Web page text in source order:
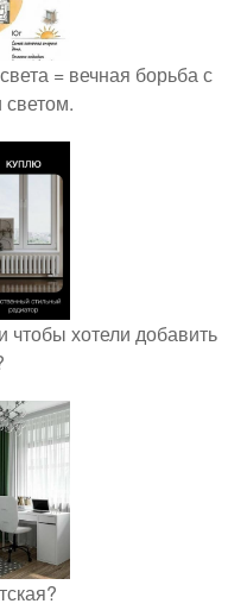
= вечная борьба с
чтобы хотели добавить